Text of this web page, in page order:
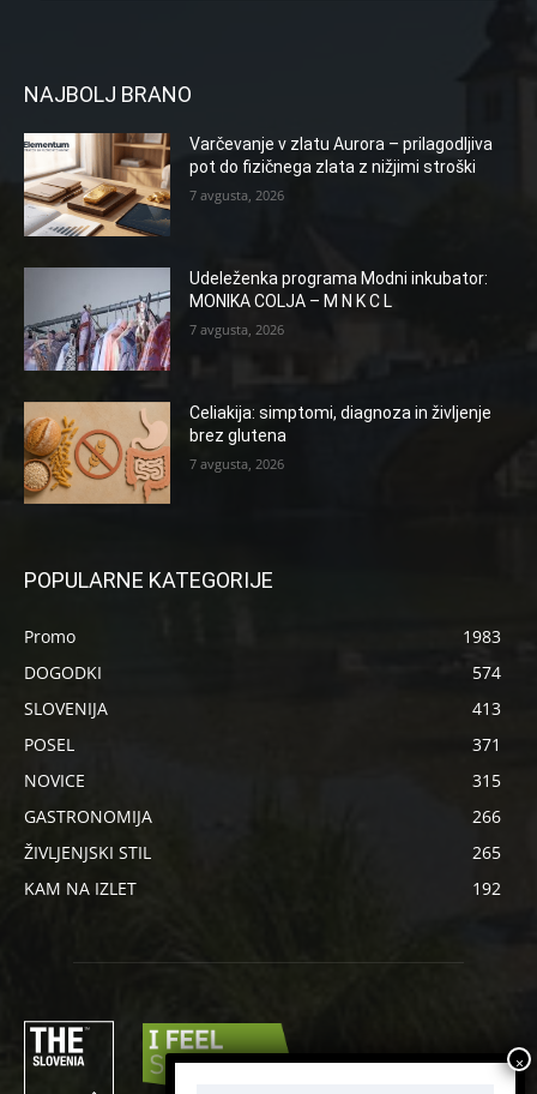
NAJBOLJ BRANO
Varčevanje v zlatu Aurora – prilagodljiva
pot do fizičnega zlata z nižjimi stroški
7 avgusta, 2026
Udeleženka programa Modni inkubator:
MONIKA COLJA – M N K C L
7 avgusta, 2026
Celiakija: simptomi, diagnoza in življenje
brez glutena
7 avgusta, 2026
POPULARNE KATEGORIJE
Promo
1983
DOGODKI
574
SLOVENIJA
413
POSEL
371
NOVICE
315
GASTRONOMIJA
266
ŽIVLJENJSKI STIL
265
KAM NA IZLET
192